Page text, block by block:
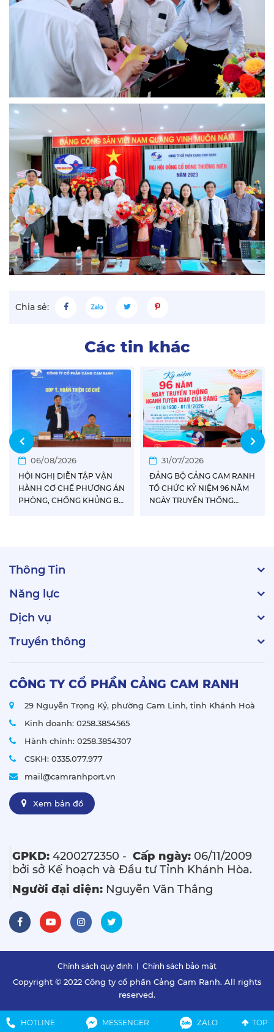
Chia sẻ:
Các tin khác
06/08/2026
HỘI NGHỊ DIỄN TẬP VẬN
HÀNH CƠ CHẾ PHƯƠNG ÁN
PHÒNG, CHỐNG KHỦNG BỐ
31/07/2026
ĐẢNG BỘ CẢNG CAM RANH
TỔ CHỨC KỶ NIỆM 96 NĂM
NGÀY TRUYỀN THỐNG
Thông Tin
Năng lực
Dịch vụ
Truyền thông
CÔNG TY CỔ PHẦN CẢNG CAM RANH
29 Nguyễn Trọng Kỷ, phường Cam Linh, tỉnh Khánh Hoà
Kinh doanh: 0258.3854565
Hành chính: 0258.3854307
CSKH: 0335.077.977
mail@camranhport.vn
Xem bản đồ
GPKD: 4200272350 - Cấp ngày: 06/11/2009
bởi sở Kế hoạch và Đầu tư Tỉnh Khánh Hòa.
Người đại diện: Nguyễn Văn Thắng
Copyright © 2022 Công ty cổ phần Cảng Cam Ranh. All rights
reserved.
Chính sách quy định Chính sách bảo mật
HOTLINE MESSENGER ZALO TOP